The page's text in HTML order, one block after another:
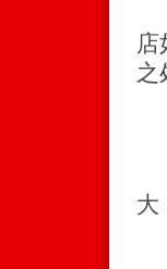
之
大